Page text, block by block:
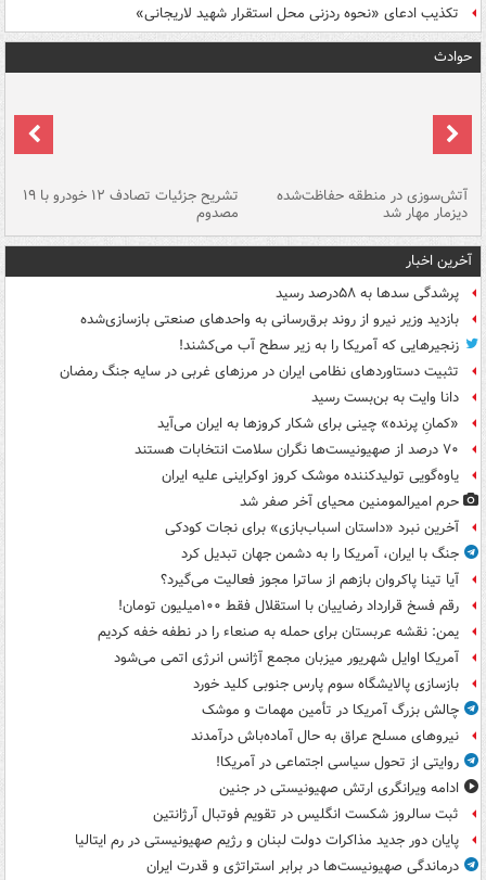
تکذیب ادعای «نحوه ردزنی محل استقرار شهید لاریجانی»
حوادث
آتش‌سوزی در منطقه حفاظت‌شده
دیزمار مهار شد
تشریح جزئیات تصادف ۱۲ خودرو با ۱۹
مصدوم
آخرین اخبار
پرشدگی سدها به ۵۸درصد رسید
بازدید وزیر نیرو از روند برق‌رسانی به واحدهای صنعتی بازسازی‌شده
زنجیرهایی که آمریکا را به زیر سطح آب می‌کشند!
تثبیت دستاوردهای نظامی ایران در مرزهای غربی در سایه جنگ رمضان
دانا وایت به بن‌بست رسید
«کمانِ پرنده» چینی برای شکار کروزها به ایران می‌آید
۷۰ درصد از صهیونیست‌ها نگران سلامت انتخابات هستند
یاوه‌گویی تولیدکننده موشک کروز اوکراینی علیه ایران
حرم امیرالمومنین محیای آخر صفر شد
آخرین نبرد «داستان اسباب‌بازی» برای نجات کودکی
جنگ با ایران، آمریکا را به دشمن جهان تبدیل کرد
آیا تینا پاکروان بازهم از ساترا مجوز فعالیت می‌گیرد؟
رقم فسخ قرارداد رضاییان با استقلال فقط ۱۰۰میلیون تومان!
یمن: نقشه عربستان برای حمله به صنعاء را در نطفه خفه کردیم
آمریکا اوایل شهریور میزبان مجمع آژانس انرژی اتمی می‌شود
بازسازی پالایشگاه سوم پارس جنوبی کلید خورد
چالش بزرگ آمریکا در تأمین مهمات و موشک
نیروهای مسلح عراق به حال آماده‌باش درآمدند
روایتی از تحول سیاسی اجتماعی در آمریکا!
ادامه ویرانگری ارتش صهیونیستی در جنین
ثبت سالروز شکست انگلیس در تقویم فوتبال آرژانتین
پایان دور جدید مذاکرات دولت لبنان و رژیم صهیونیستی در رم ایتالیا
درماندگی صهیونیست‌ها در برابر استراتژی و قدرت ایران